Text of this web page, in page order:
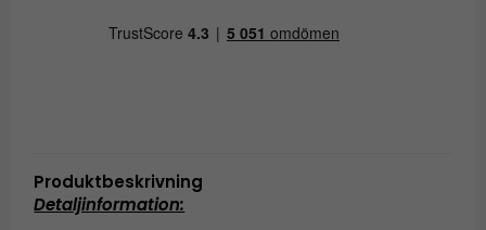
Produktbeskrivning
Detaljinformation: